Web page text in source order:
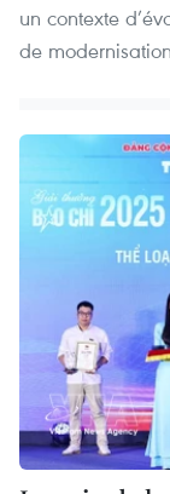
un contexte
de